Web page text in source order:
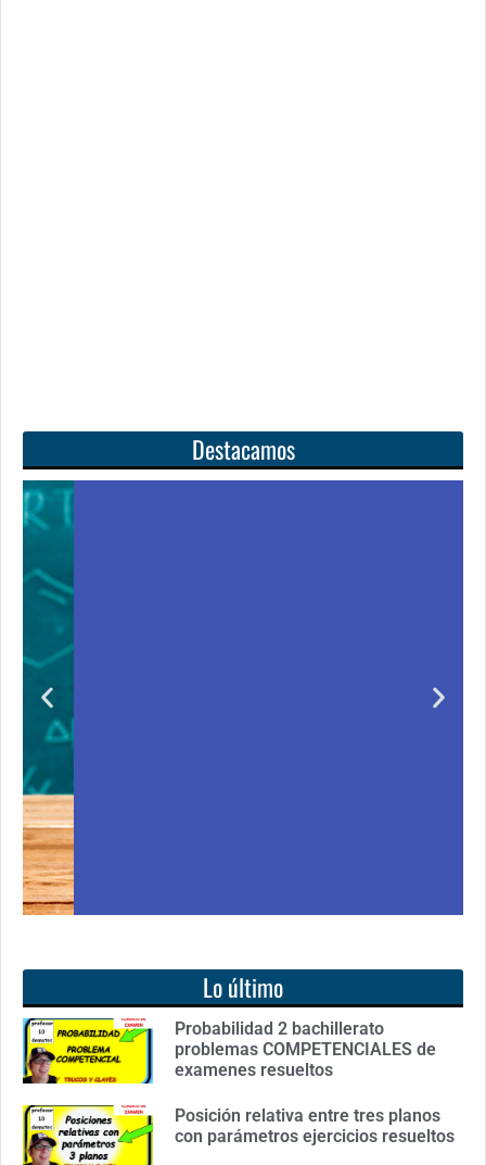
Destacamos
Notición!! Ya se puede adquirir nuestro segundo
Lo último
Probabilidad 2 bachillerato
problemas COMPETENCIALES de
examenes resueltos
Posición relativa entre tres planos
con parámetros ejercicios resueltos